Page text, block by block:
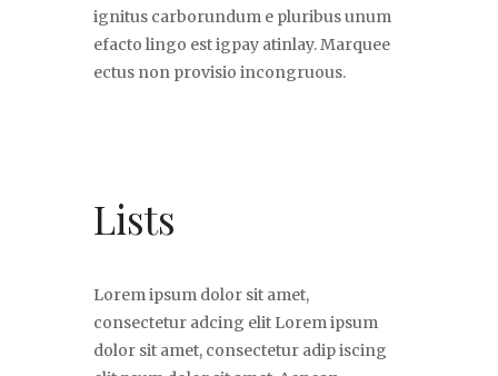
ignitus carborundum e pluribus unum
efacto lingo est igpay atinlay. Marquee
ectus non provisio incongruous.
Lists
Lorem ipsum dolor sit amet,
consectetur adcing elit Lorem ipsum
dolor sit amet, consectetur adip iscing